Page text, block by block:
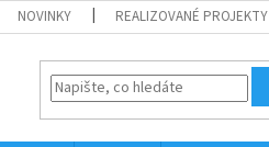
NOVINKY REALIZOVANÉ PROJEKTY